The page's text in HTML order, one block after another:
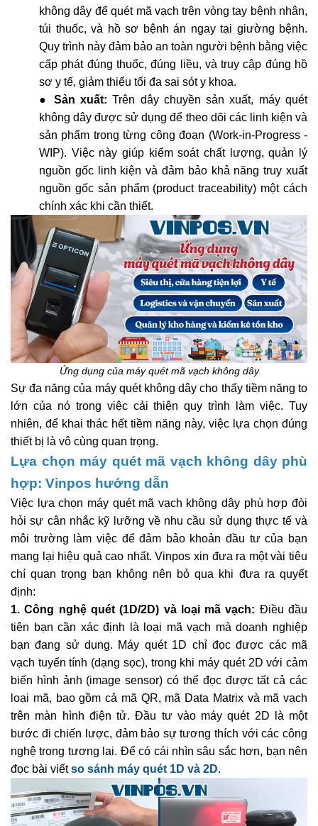
không dây để quét mã vạch trên vòng tay bệnh nhân,
túi thuốc, và hồ sơ bệnh án ngay tại giường bệnh.
Quy trình này đảm bảo an toàn người bệnh bằng việc
cấp phát đúng thuốc, đúng liều, và truy cập đúng hồ
sơ y tế, giảm thiểu tối đa sai sót y khoa.
●
Sản xuất:Trên dây chuyền sản xuất, máy quét
không dây được sử dụng để theo dõi các linh kiện và
sản phẩm trong từng công đoạn (Work-in-Progress -
WIP). Việc này giúp kiểm soát chất lượng, quản lý
nguồn gốc linh kiện và đảm bảo khả năng truy xuất
nguồn gốc sản phẩm (product traceability) một cách
chính xác khi cần thiết.
Ứng dụng của máy quét mã vạch không dây
Sự đa năng của máy quét không dây cho thấy tiềm năng to
lớn của nó trong việc cải thiện quy trình làm việc. Tuy
nhiên, để khai thác hết tiềm năng này, việc lựa chọn đúng
thiết bị là vô cùng quan trọng.
Lựa chọn máy quét mã vạch không dây phù
hợp: Vinpos hướng dẫn
Việc lựa chọn máy quét mã vạch không dây phù hợp đòi
hỏi sự cân nhắc kỹ lưỡng về nhu cầu sử dụng thực tế và
môi trường làm việc để đảm bảo khoản đầu tư của bạn
mang lại hiệu quả cao nhất. Vinpos xin đưa ra một vài tiêu
chí quan trọng bạn không nên bỏ qua khi đưa ra quyết
định:
1. Công nghệ quét (1D/2D) và loại mã vạch: Điều đầu
tiên bạn cần xác định là loại mã vạch mà doanh nghiệp
bạn đang sử dụng. Máy quét 1D chỉ đọc được các mã
vạch tuyến tính (dạng sọc), trong khi máy quét 2D với cảm
biến hình ảnh (image sensor) có thể đọc được tất cả các
loại mã, bao gồm cả mã QR, mã Data Matrix và mã vạch
trên màn hình điện tử. Đầu tư vào máy quét 2D là một
bước đi chiến lược, đảm bảo sự tương thích với các công
nghệ trong tương lai. Để có cái nhìn sâu sắc hơn, bạn nên
đọc bài viếtso sánh máy quét 1D và 2D.